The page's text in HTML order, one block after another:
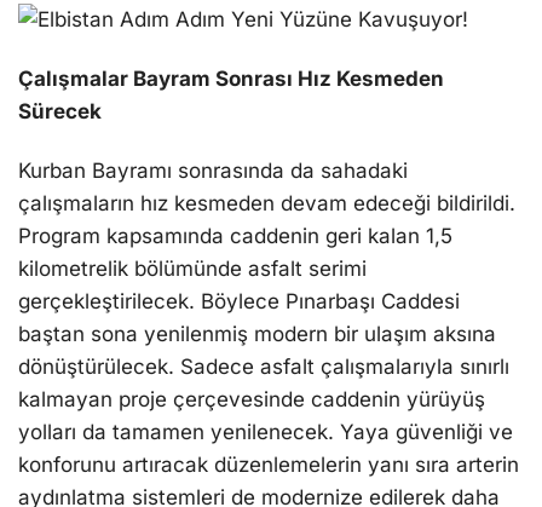
Çalışmalar Bayram Sonrası Hız Kesmeden
Sürecek
Kurban Bayramı sonrasında da sahadaki
çalışmaların hız kesmeden devam edeceği bildirildi.
Program kapsamında caddenin geri kalan 1,5
kilometrelik bölümünde asfalt serimi
gerçekleştirilecek. Böylece Pınarbaşı Caddesi
baştan sona yenilenmiş modern bir ulaşım aksına
dönüştürülecek. Sadece asfalt çalışmalarıyla sınırlı
kalmayan proje çerçevesinde caddenin yürüyüş
yolları da tamamen yenilenecek. Yaya güvenliği ve
konforunu artıracak düzenlemelerin yanı sıra arterin
aydınlatma sistemleri de modernize edilerek daha